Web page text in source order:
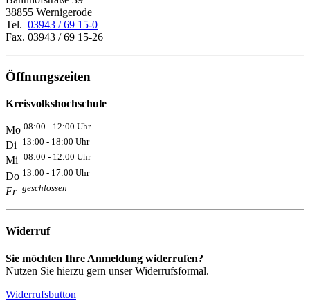
38855 Wernigerode
Tel. 03943 / 69 15-0
Fax. 03943 / 69 15-26
Öffnungszeiten
Kreisvolkshochschule
Mo 08:00 - 12:00 Uhr
Di 13:00 - 18:00 Uhr
Mi 08:00 - 12:00 Uhr
Do 13:00 - 17:00 Uhr
Fr geschlossen
Widerruf
Sie möchten Ihre Anmeldung widerrufen?
Nutzen Sie hierzu gern unser Widerrufsformal.
Widerrufsbutton